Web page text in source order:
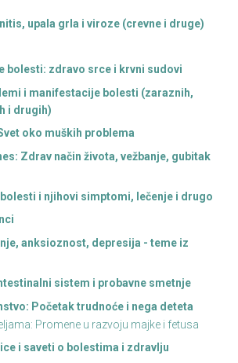
upala grla i viroze (crevne i druge)
bolesti: zdravo srce i krvni sudovi
i manifestacije bolesti (zaraznih,
i drugih)
oko muških problema
Zdrav način života, vežbanje, gubitak
i njihovi simptomi, lečenje i drugo
anksioznost, depresija - teme iz
sistem i probavne smetnje
Početak trudnoće i nega deteta
Promene u razvoju majke i fetusa
i saveti o bolestima i zdravlju